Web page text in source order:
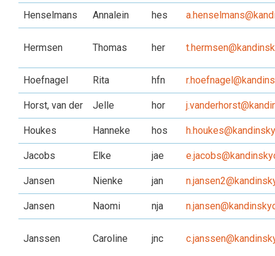
Henselmans Annalein hes
Hermsen Thomas her
Hoefnagel Rita hfn
Horst, van der Jelle hor
Houkes Hanneke hos
Jacobs Elke jae
Jansen Nienke jan
Jansen Naomi nja
Janssen Caroline jnc